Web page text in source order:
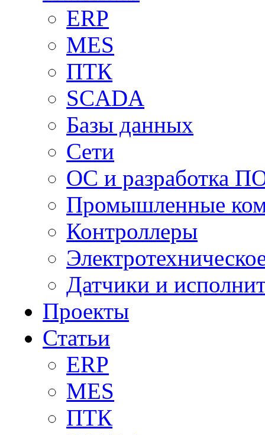
ERP
MES
ПТК
SCADA
Базы данных
Сети
ОС и разработка
Промышленные
Контроллеры
Датчики и
Проекты
Статьи
ERP
MES
ПТК